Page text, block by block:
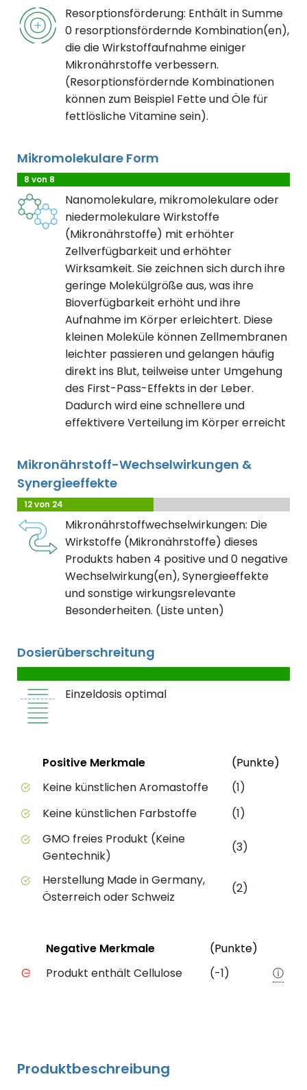
Resorptionsförderung: Enthält in Summe
0 resorptionsfördernde Kombination(en),
die die Wirkstoffaufnahme einiger
Mikronährstoffe verbessern.
(Resorptionsfördernde Kombinationen
können zum Beispiel Fette und Öle für
fettlösliche Vitamine sein).
Mikromolekulare Form
8 von 8
Nanomolekulare, mikromolekulare oder
niedermolekulare Wirkstoffe
(Mikronährstoffe) mit erhöhter
Zellverfügbarkeit und erhöhter
Wirksamkeit. Sie zeichnen sich durch ihre
geringe Molekülgröße aus, was ihre
Bioverfügbarkeit erhöht und ihre
Aufnahme im Körper erleichtert. Diese
kleinen Moleküle können Zellmembranen
leichter passieren und gelangen häufig
direkt ins Blut, teilweise unter Umgehung
des First-Pass-Effekts in der Leber.
Dadurch wird eine schnellere und
effektivere Verteilung im Körper erreicht
Mikronährstoff-Wechselwirkungen &
Synergieeffekte
12 von 24
Mikronährstoffwechselwirkungen: Die
Wirkstoffe (Mikronährstoffe) dieses
Produkts haben 4 positive und 0 negative
Wechselwirkung(en), Synergieeffekte
und sonstige wirkungsrelevante
Besonderheiten. (Liste unten)
Dosierüberschreitung
Einzeldosis optimal
Positive Merkmale des Produkts mit
StatusPositive Merkmale (Punkte)
Keine künstlichen Aromastoffe
(1)
Keine künstlichen Farbstoffe
(1)
GMO freies Produkt (Keine
Gentechnik)
(3)
Herstellung Made in Germany,
Österreich oder Schweiz
(2)
Negative Merkmale des Produkts mit Punkteabzug
StatusNegative Merkmale (Punkte)
Produkt enthält Cellulose
(-1) ⓘ
Produktbeschreibung